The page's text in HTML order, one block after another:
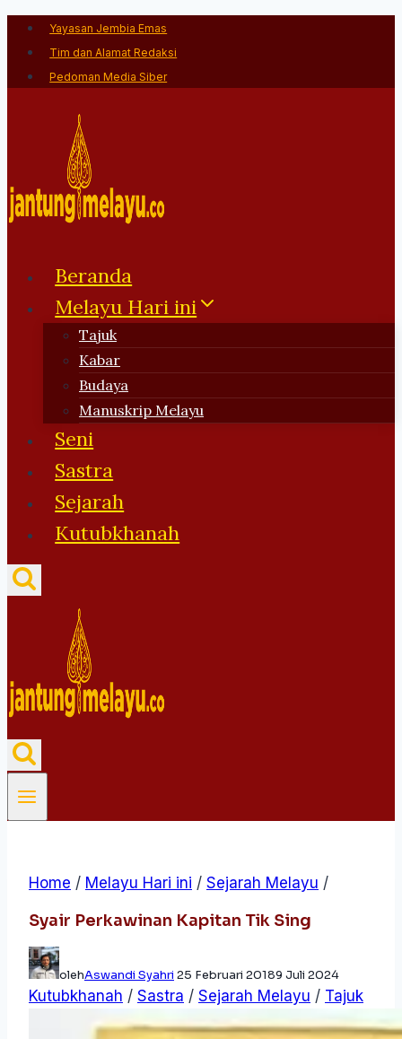
Skip
content
Yayasan Jembia Emas
Tim dan Alamat Redaksi
Pedoman Media Siber
Beranda
Melayu Hari ini
Tajuk
Kabar
Budaya
Manuskrip Melayu
Seni
Sastra
Sejarah
Kutubkhanah
Home / Melayu Hari ini / Sejarah Melayu /
Syair Perkawinan Kapitan Tik Sing
olehAswandi Syahri 25 Februari 20189 Juli 2024
Kutubkhanah / Sastra / Sejarah Melayu / Tajuk